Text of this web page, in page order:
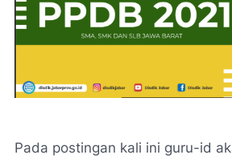
Pada postingan kali ini guru-id